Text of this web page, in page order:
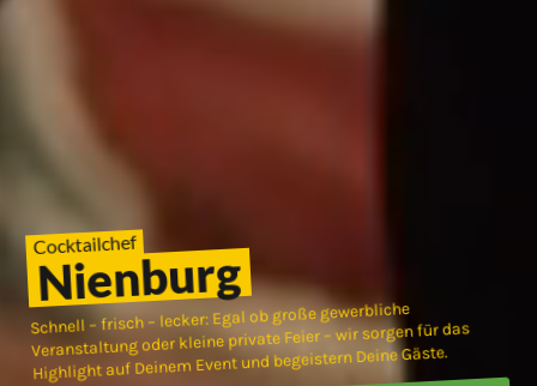
Cocktailchef
Nienburg
Schnell – frisch – lecker: Egal ob große gewerbliche
Veranstaltung oder kleine private Feier – wir sorgen für das
Highlight auf Deinem Event und begeistern Deine Gäste.